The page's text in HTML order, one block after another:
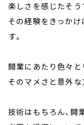
楽しさを感じたそう
その経験をきっか
す。
開業にあたり色々と
そのマメさと意外な
技術はもちろん、開